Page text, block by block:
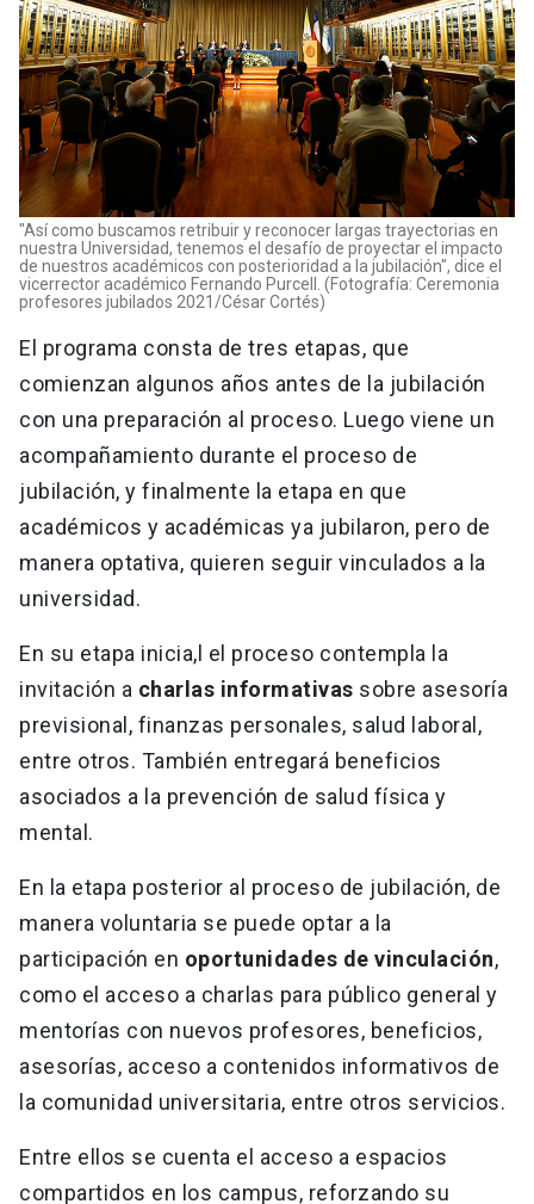
"Así como buscamos retribuir y reconocer largas trayectorias en
nuestra Universidad, tenemos el desafío de proyectar el impacto
de nuestros académicos con posterioridad a la jubilación", dice el
vicerrector académico Fernando Purcell. (Fotografía: Ceremonia
profesores jubilados 2021/César Cortés)
El programa consta de tres etapas, que
comienzan algunos años antes de la jubilación
con una preparación al proceso. Luego viene un
acompañamiento durante el proceso de
jubilación, y finalmente la etapa en que
académicos y académicas ya jubilaron, pero de
manera optativa, quieren seguir vinculados a la
universidad.
En su etapa inicia,l el proceso contempla la
invitación a charlas informativas sobre asesoría
previsional, finanzas personales, salud laboral,
entre otros. También entregará beneficios
asociados a la prevención de salud física y
mental.
En la etapa posterior al proceso de jubilación, de
manera voluntaria se puede optar a la
participación en oportunidades de vinculación,
como el acceso a charlas para público general y
mentorías con nuevos profesores, beneficios,
asesorías, acceso a contenidos informativos de
la comunidad universitaria, entre otros servicios.
Entre ellos se cuenta el acceso a espacios
compartidos en los campus, reforzando su